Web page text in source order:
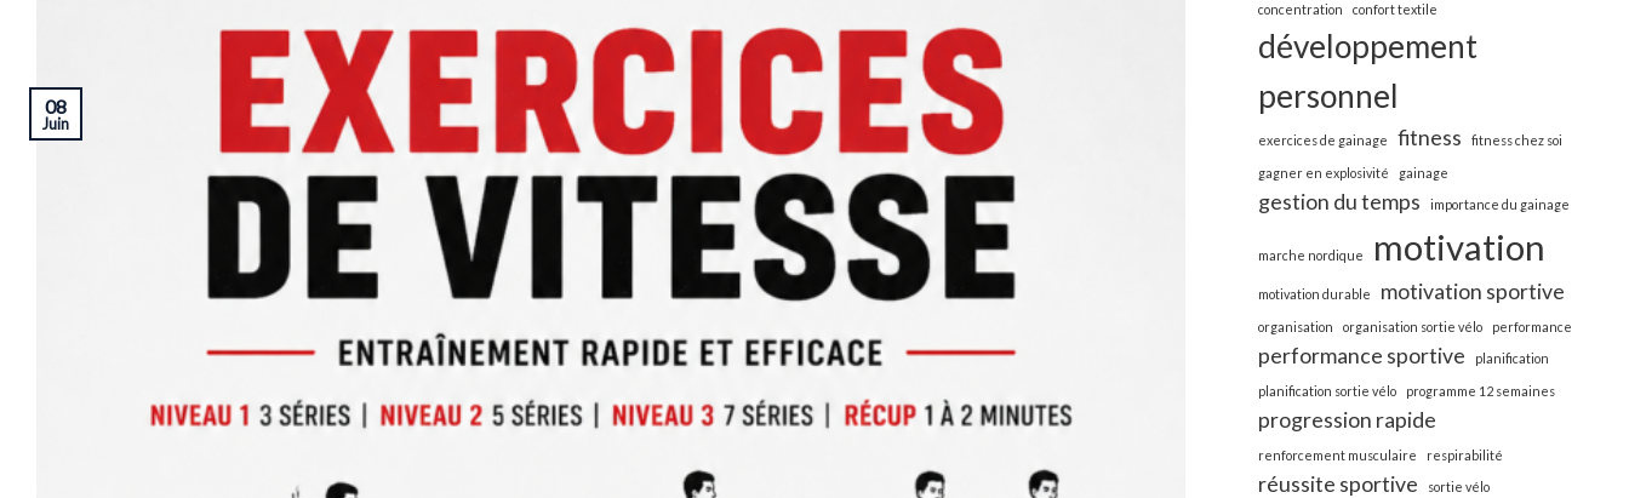
08
Juin
concentration confort textile
développement
personnel
exercices de gainage fitness fitness chez soi
gagner en explosivité gainage
gestion du temps importance du gainage
marche nordique motivation
motivation durable motivation sportive
organisation organisation sortie vélo performance
performance sportive planification
planification sortie vélo programme 12 semaines
progression rapide
renforcement musculaire respirabilité
réussite sportive sortie vélo